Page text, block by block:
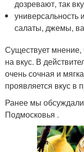
дозревают, так
универсальность
салаты, джемы,
Существует мнение,
на вкус. В
очень сочная и
проявляется вкус в
Ранее мы
Подмосковья .